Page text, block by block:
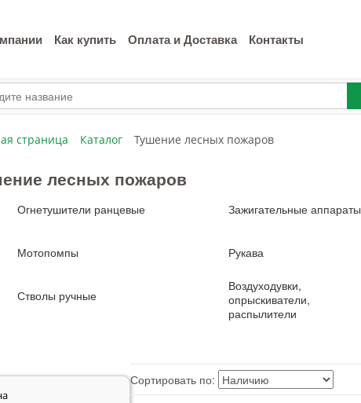
Как купить Оплата и Доставка Контакты
страница Каталог Тушение лесных пожаров
лесных пожаров
Огнетушители ранцевые Зажигательные аппараты
Мотопомпы Рукава
Стволы ручные
Воздуходувки,
опрыскиватели,
распылители
Сортировать по: